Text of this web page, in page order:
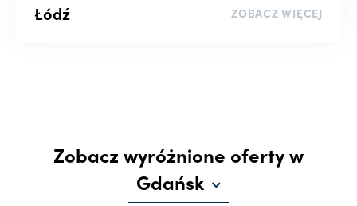
Łódź ZOBACZ WIĘCEJ
Zobacz wyróżnione oferty w
Gdańsk